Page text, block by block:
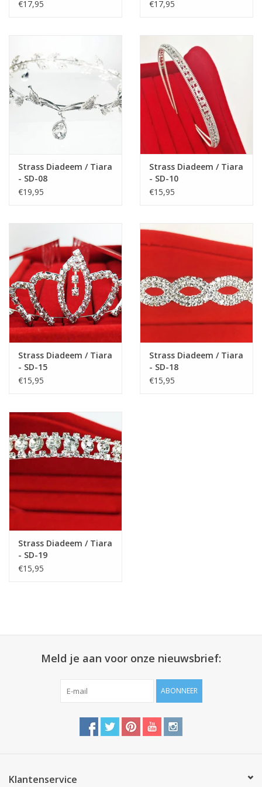
communie, diner op een cruiseschip of gewoon een feest om
€17,95
€17,95
Strass Diadeem / Tiara
- SD-08
€19,95
Strass Diadeem / Tiara
- SD-10
€15,95
Strass Diadeem / Tiara
- SD-15
€15,95
Strass Diadeem / Tiara
- SD-18
€15,95
Strass Diadeem / Tiara
- SD-19
€15,95
Meld je aan voor onze nieuwsbrief:
ABONNEER
Klantenservice